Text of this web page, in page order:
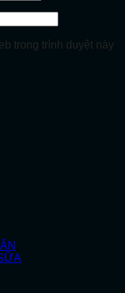
trong trình duyệt này